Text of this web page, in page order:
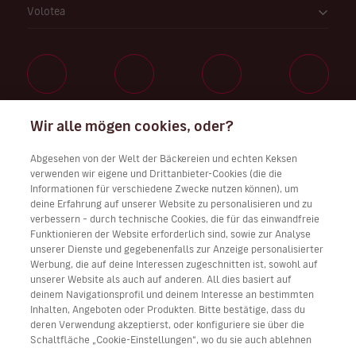
Volotea
Arbeiten Sie bei uns
Laden Sie Volotea app für iOS und Android herunter
Wir alle mögen cookies, oder?
Abgesehen von der Welt der Bäckereien und echten Keksen
verwenden wir eigene und Drittanbieter-Cookies (die die
Informationen für verschiedene Zwecke nutzen können), um
deine Erfahrung auf unserer Website zu personalisieren und zu
verbessern – durch technische Cookies, die für das einwandfreie
Funktionieren der Website erforderlich sind, sowie zur Analyse
unserer Dienste und gegebenenfalls zur Anzeige personalisierter
Werbung, die auf deine Interessen zugeschnitten ist, sowohl auf
unserer Website als auch auf anderen. All dies basiert auf
deinem Navigationsprofil und deinem Interesse an bestimmten
Inhalten, Angeboten oder Produkten. Bitte bestätige, dass du
deren Verwendung akzeptierst, oder konfiguriere sie über die
Schaltfläche „Cookie-Einstellungen“, wo du sie auch ablehnen